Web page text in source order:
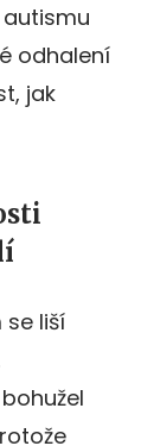
odhalení
jak
liší